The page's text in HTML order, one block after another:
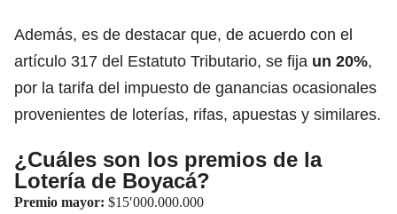
Además, es de destacar que, de acuerdo con el
artículo 317 del Estatuto Tributario, se fija un 20%,
por la tarifa del impuesto de ganancias ocasionales
provenientes de loterías, rifas, apuestas y similares.
¿Cuáles son los premios de la
Lotería de Boyacá?
Premio mayor: $15′000.000.000